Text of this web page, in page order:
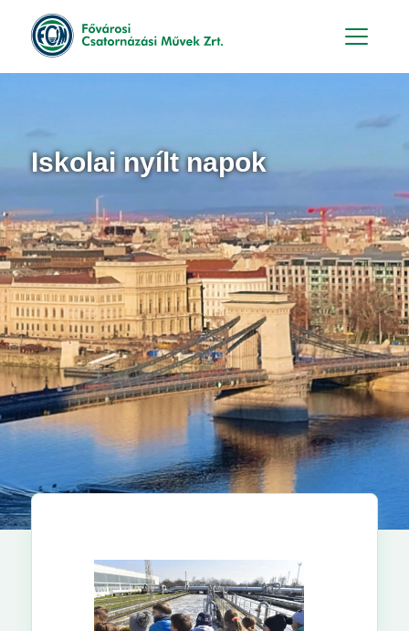
Iskolai nyílt napok